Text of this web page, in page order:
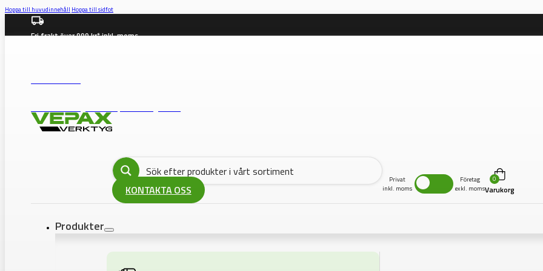
Hoppa till huvudinnehåll Hoppa till sidfot
Fri frakt över 999 kr* inkl. moms
KONTAKTA OSS
Privat
inkl. moms
Företag
exkl. moms
0
Varukorg
Produkter